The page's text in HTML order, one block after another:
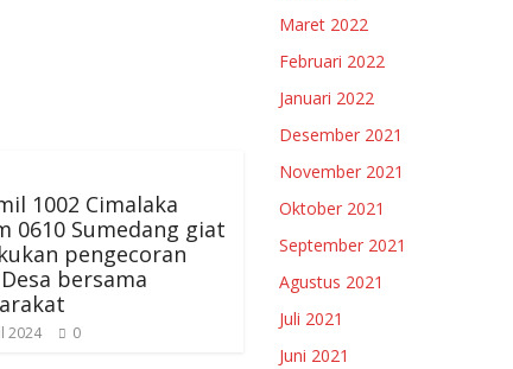
1002 Cimalaka
0610 Sumedang giat
pengecoran
bersama
2024 0
Maret 2022
Februari 2022
Januari 2022
Desember 2021
November 2021
Oktober 2021
September 2021
Agustus 2021
Juli 2021
Juni 2021